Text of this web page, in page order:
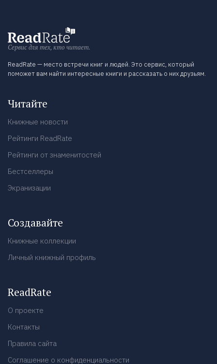
Сервис для тех, кто читает.
ReadRate — место встречи книг и людей. Это сервис, который
поможет вам найти интересные книги и рассказать о них друзьям.
Читайте
Книжные новости
Рейтинги ReadRate
Рейтинги от знаменитостей
Бестселлеры
Экранизации
Создавайте
Книжные коллекции
Личный книжный профиль
ReadRate
О проекте
Контакты
Правила сайта
Соглашение о конфиденциальности